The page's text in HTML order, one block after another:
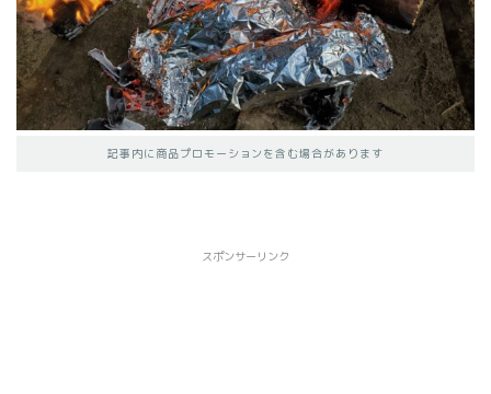
記事内に商品プロモーションを含む場合があります
スポンサーリンク